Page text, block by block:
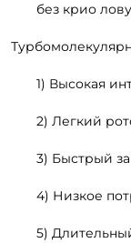
без крио
1) Высокая
2) Легкий
3) Быстрый
4) Низкое
5)